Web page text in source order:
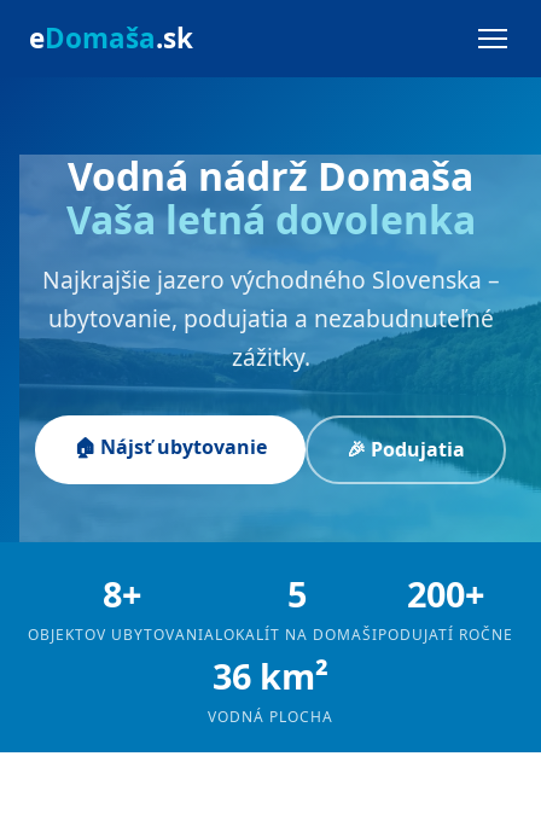
eDomaša.sk
Vodná nádrž Domaša
Vaša letná dovolenka
Najkrajšie jazero východného Slovenska –
ubytovanie, podujatia a nezabudnuteľné
zážitky.
🏠 Nájsť ubytovanie 🎉 Podujatia
8+
OBJEKTOV UBYTOVANIA
5
LOKALÍT NA DOMAŠI
200+
PODUJATÍ ROČNE
36 km²
VODNÁ PLOCHA